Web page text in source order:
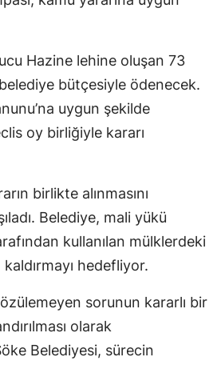
Hazine lehine oluşan 73
bütçesiyle ödenecek.
uygun şekilde
oy birliğiyle kararı
birlikte alınmasını
Belediye, mali yükü
kullanılan mülklerdeki
hedefliyor.
sorunun kararlı bir
olarak
Belediyesi, sürecin